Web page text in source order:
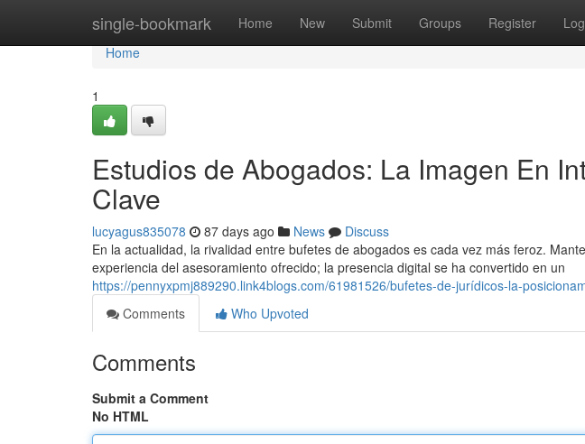
single-bookmark Home New Submit Groups Register
Home
Home
1
Estudios de Abogados: La Imagen En
Clave
lucyagus835078 87 days ago News
Discuss
En la actualidad, la rivalidad entre bufetes de abogados es cada vez más feroz.
experiencia del asesoramiento ofrecido; la presencia digital se ha convertido en un
https://pennyxpmj889290.link4blogs.com/61981526/bufetes-de-jurídicos-la-
Comments
Who Upvoted
Comments
Submit a Comment
No HTML